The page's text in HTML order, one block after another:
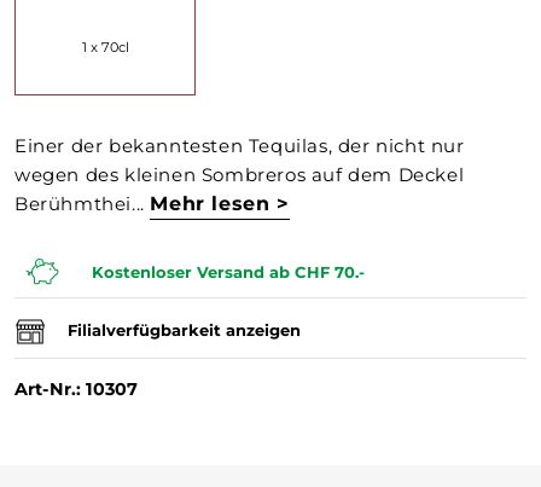
1 x 70cl
Einer der bekanntesten Tequilas, der nicht nur
wegen des kleinen Sombreros auf dem Deckel
Berühmthei... Mehr lesen >
Kostenloser Versand ab CHF 70.-
Filialverfügbarkeit anzeigen
Art-Nr.: 10307